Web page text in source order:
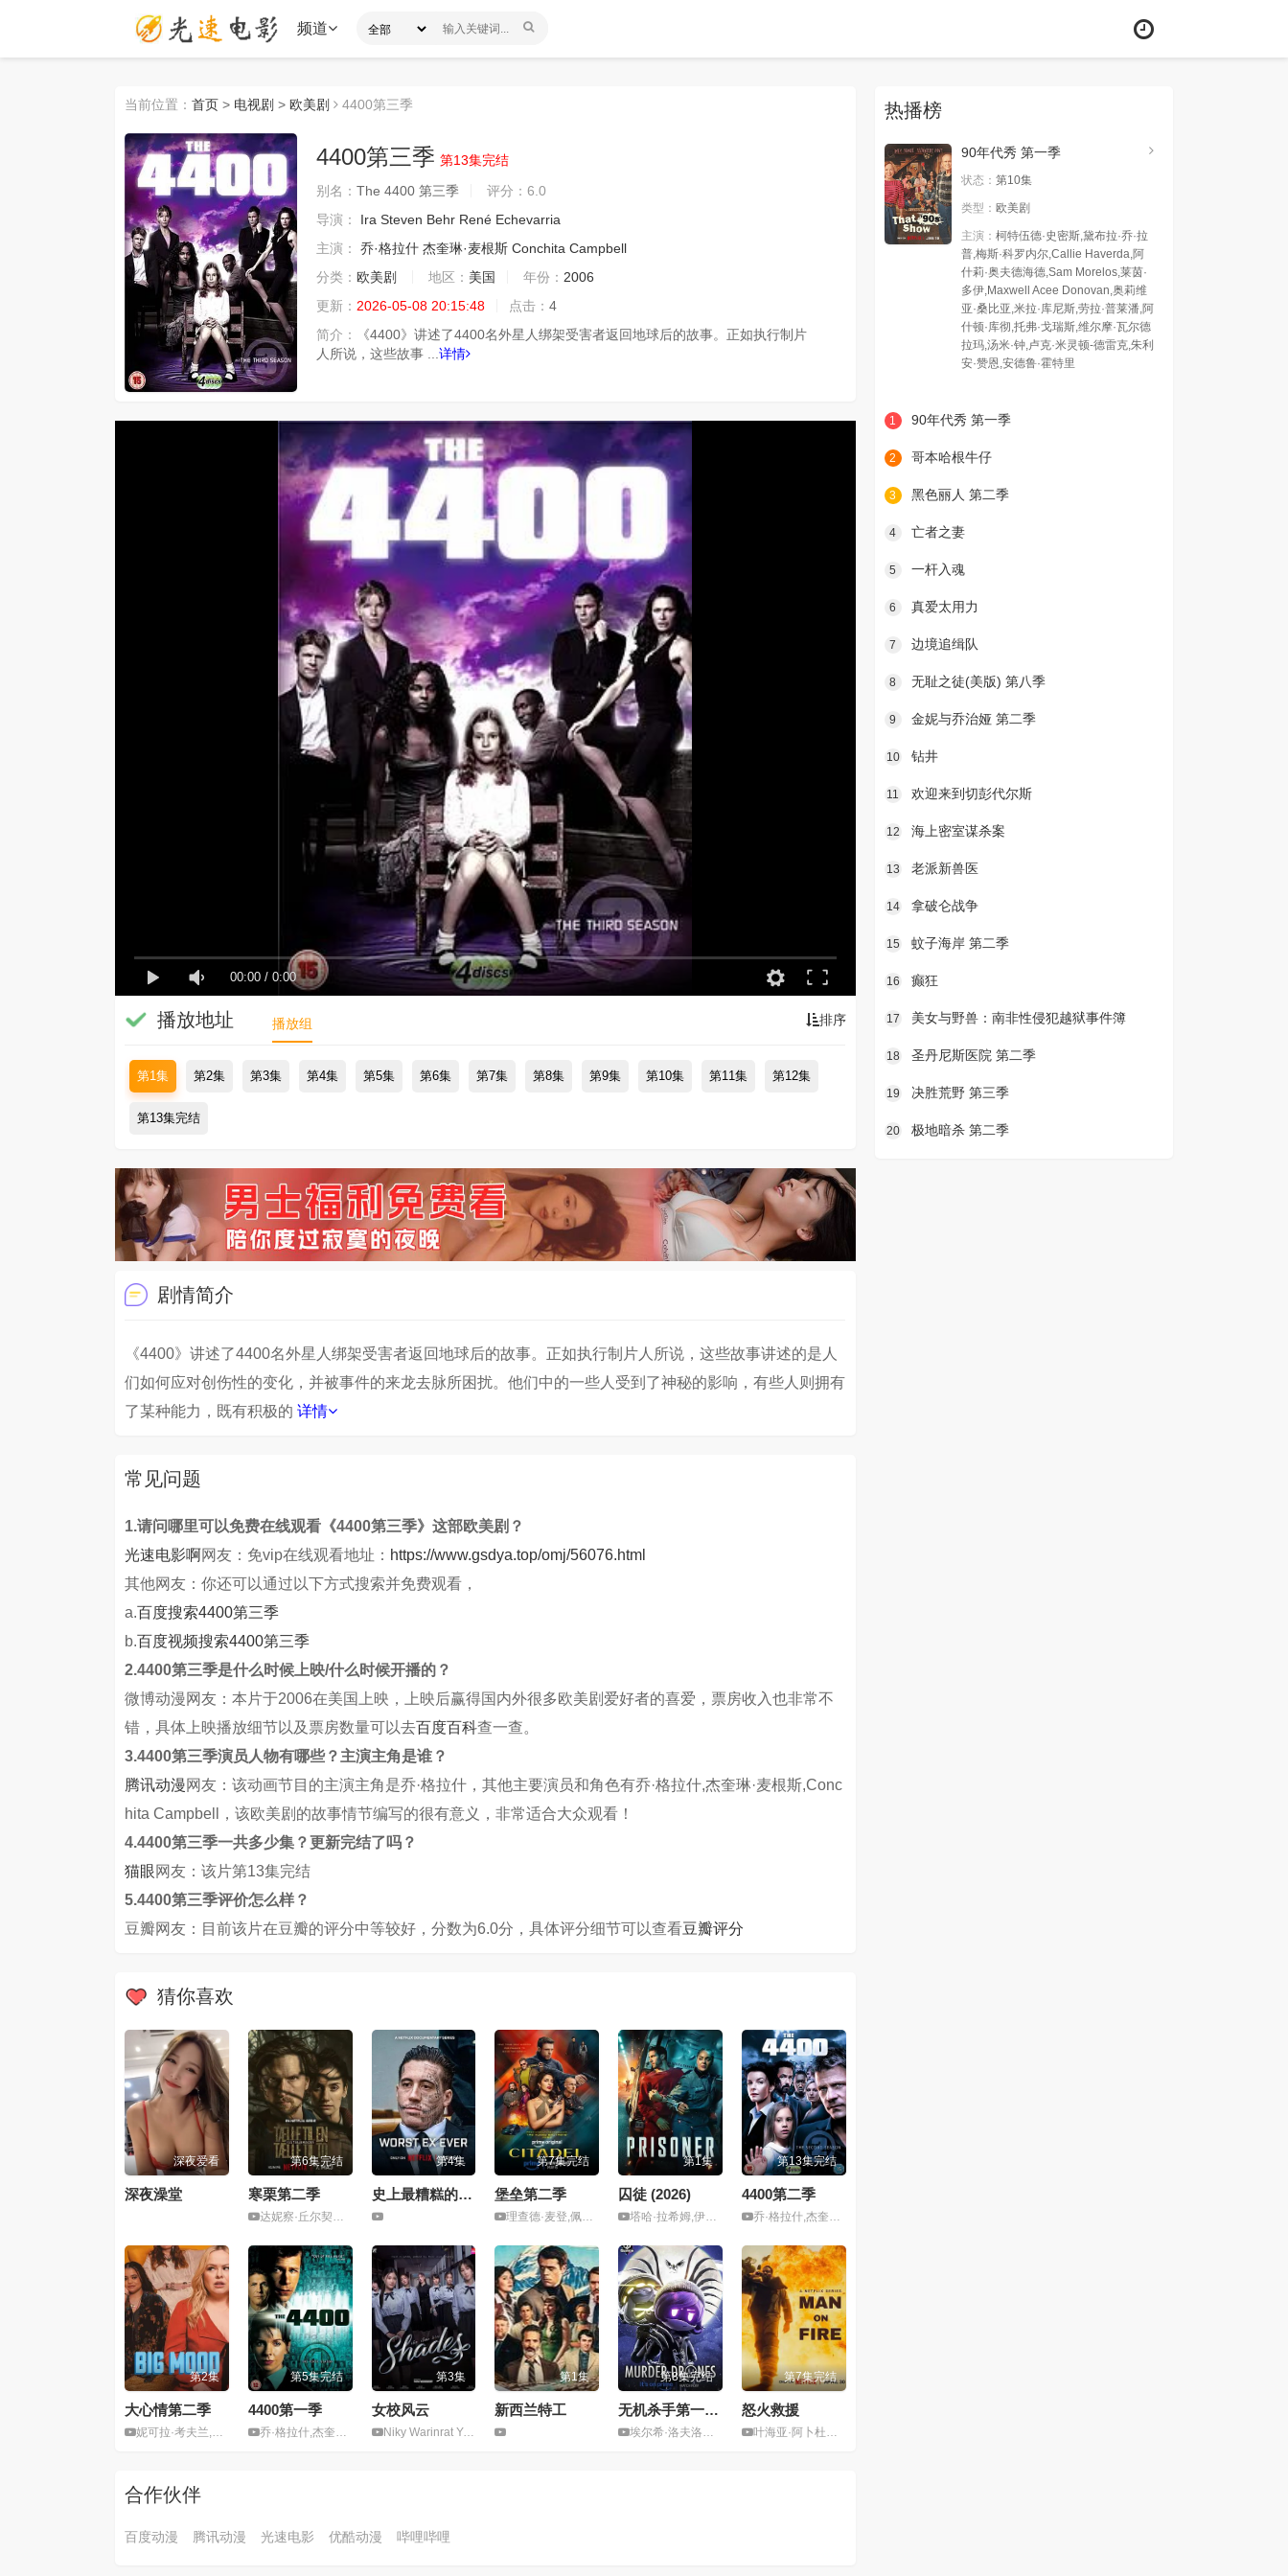
频道
当前位置： 首页 > 电视剧 > 欧美剧 4400第三季
4400第三季 第13集完结
别名： The 4400 第三季 评分： 6.0
导演：
Ira Steven Behr René Echevarria
主演：
乔·格拉什 杰奎琳·麦根斯 Conchita Campbell
分类： 欧美剧 地区： 美国 年份： 2006
更新： 2026-05-08 20:15:48 点击： 4
简介：
《4400》讲述了4400名外星人绑架受害者返回地球后的故事。正如执行制片
人所说，这些故事 ... 详情
00:00 / 0:00
排序
播放地址 播放组
第1集 第2集 第3集 第4集 第5集 第6集 第7集 第8集 第9集 第10集 第11集 第12集
第13集完结
剧情简介
《4400》讲述了4400名外星人绑架受害者返回地球后的故事。正如执行制片人所说，这些故事讲述的是人
们如何应对创伤性的变化，并被事件的来龙去脉所困扰。他们中的一些人受到了神秘的影响，有些人则拥有
了某种能力，既有积极的 详情
常见问题
1.请问哪里可以免费在线观看《4400第三季》这部欧美剧？
光速电影啊网友：免vip在线观看地址： https://www.gsdya.top/omj/56076.html
其他网友：你还可以通过以下方式搜索并免费观看，
a.百度搜索4400第三季
b.百度视频搜索4400第三季
2.4400第三季是什么时候上映/什么时候开播的？
微博动漫网友：本片于2006在美国上映，上映后赢得国内外很多欧美剧爱好者的喜爱，票房收入也非常不
错，具体上映播放细节以及票房数量可以去百度百科查一查。
3.4400第三季演员人物有哪些？主演主角是谁？
腾讯动漫网友：该动画节目的主演主角是乔·格拉什，其他主要演员和角色有乔·格拉什,杰奎琳·麦根斯,Conc
hita Campbell，该欧美剧的故事情节编写的很有意义，非常适合大众观看！
4.4400第三季一共多少集？更新完结了吗？
猫眼网友：该片第13集完结
5.4400第三季评价怎么样？
豆瓣网友：目前该片在豆瓣的评分中等较好，分数为6.0分，具体评分细节可以查看豆瓣评分
猜你喜欢
深夜爱看
深夜澡堂
第6集完结
寒栗第二季
达妮察·丘尔契奇,米克尔·福尔斯加德,苏菲·格拉宝
第4集
史上最糟糕的前任第二季
第7集完结
堡垒第二季
理查德·麦登,佩丽冉卡·曹帕拉,斯坦利·图齐,莱丝利·曼维尔,阿什莉·卡明斯,杰克·莱诺,马特·贝里,莉娜·埃尔·阿拉比,梅尔·丹德里奇,加布里埃尔·利昂纳,Rayna Vallandingham,奥莱加·费多罗,拉胡尔·寇利,Demelza O'Sullivan,Jolan Parpillat,迈克尔·特鲁科
第1集
囚徒 (2026)
塔哈·拉希姆,伊祖卡·霍伊尔,Jessica Barker-Wren,丹尼尔·贝茨,芬恩·本尼特,乔丹·朗,斯蒂文·埃尔德,Adil Akram,埃迪·马森,凯瑟琳·麦克马克,劳里·戴维森,肯·恩沃苏,莉奥妮·贝尼希,山姆·特劳顿,布莱恩·F·奥博恩,优素福·凯尔科尔,安东·瓦朗西
第13集完结
4400第二季
乔·格拉什,杰奎琳·麦根斯,康奇塔·坎贝尔
第2集
大心情第二季
妮可拉·考夫兰,莉迪娅·韦斯特
第5集完结
4400第一季
乔·格拉什,杰奎琳·麦根斯,Patrick John Flueger
第3集
女校风云
Niky Warinrat Yolprasong,England Ladamanee Rattanapornvareesakul,瓦拉妮·塔瓦翁,本嘉妮·宛澈蓝瓦松达拉,Opal Kulwipa Ngamsukkasemsri,Puyfai Tharathip Baisaeng,Ploy Jhutamas Pakonworrawong
第1集
新西兰特工
第8集完结
无机杀手第一季（中文版）
埃尔希·洛夫洛克,迈克尔·科瓦赫,Nola Klop,Shara Kirby,Hayley Nelson,Luke Lerdwichagul,大卫·迪克森,Jasmine Yang,Kevin Lerdwichagul,Sean Chiplock,Liam Vickers
第7集完结
怒火救援
叶海亚·阿卜杜勒-迈丁,亚历克斯·奥泽罗夫,Martín Peralta,Calo Rodriguez,亚瑟·亚历山大,大卫·诺,格蕾丝·沈,Daniela Porras,Marc Dennis,Elizabeth Leiner,Álvaro Peralta,Matías López,Juliana Spínola,鲍比·坎纳瓦尔,斯科特·麦克纳里,艾莉丝·布拉加,保罗·本-维克托,比莉·布勒
合作伙伴
百度动漫 腾讯动漫 光速电影 优酷动漫 哔哩哔哩
热播榜
90年代秀 第一季
状态： 第10集
类型： 欧美剧
主演： 柯特伍德·史密斯,黛布拉·乔·拉
普,梅斯·科罗内尔,Callie Haverda,阿
什莉·奥夫德海德,Sam Morelos,莱茵·
多伊,Maxwell Acee Donovan,奥莉维
亚·桑比亚,米拉·库尼斯,劳拉·普莱潘,阿
什顿·库彻,托弗·戈瑞斯,维尔摩·瓦尔德
拉玛,汤米·钟,卢克·米灵顿-德雷克,朱利
安·赞恩,安德鲁·霍特里
1 90年代秀 第一季
2 哥本哈根牛仔
3 黑色丽人 第二季
4 亡者之妻
5 一杆入魂
6 真爱太用力
7 边境追缉队
8 无耻之徒(美版) 第八季
9 金妮与乔治娅 第二季
10 钻井
11 欢迎来到切彭代尔斯
12 海上密室谋杀案
13 老派新兽医
14 拿破仑战争
15 蚊子海岸 第二季
16 癫狂
17 美女与野兽：南非性侵犯越狱事件簿
18 圣丹尼斯医院 第二季
19 决胜荒野 第三季
20 极地暗杀 第二季